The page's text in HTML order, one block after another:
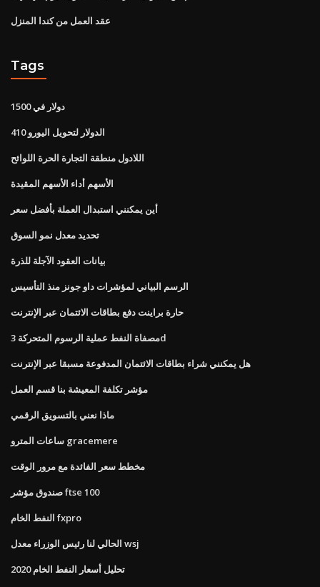
عقد العمل من كندا المنزل
Tags
1500 دولار في
الدولار لتحويل اليورو 410
اللادول منطقة التجارة الحرة اللوائح
الأسهم أداء الأسهم المقيدة
أين يمكنني استبدال العملة بأفضل سعر
تحديد معدل نمو السوق
بيانات العقود الآجلة للذرة
الرسم البياني لمؤشرات داو جونز منذ التأسيس
حارة براينت دفع بطاقات الائتمان عبر الإنترنت
مصفاة النفط عملية الرسوم المتحركة 3d
هل يمكنني شراء بطاقات الائتمان المدفوعة مسبقا عبر الإنترنت
مؤشر تكلفة المعيشة بنا قسم العمل
ماذا نعني بالتسويق الرقمي
ساعات المترو gracemere
مخطط سعر الفائدة مع مرور الوقت
صندوق مؤشر ftse 100
النفط الخام fxpro
الحالي لنا رئيس الوزراء معدل wsj
تحليل أسعار النفط الخام 2020